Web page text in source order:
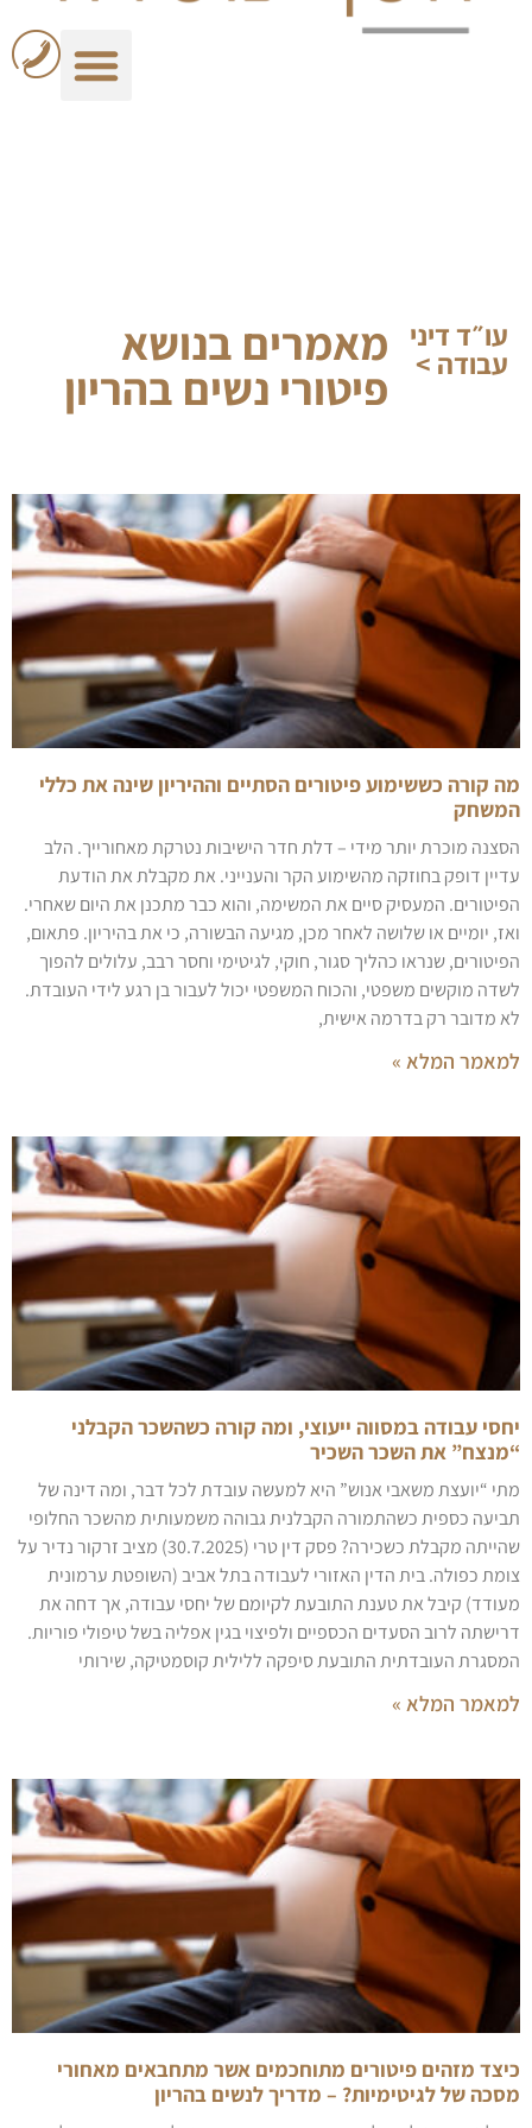
עו״ד דיני
עבודה > מאמרים בנושא
פיטורי נשים בהריון
מה קורה כששימוע פיטורים הסתיים וההיריון שינה את כללי
המשחק
הסצנה מוכרת יותר מידי – דלת חדר הישיבות נטרקת מאחורייך. הלב
עדיין דופק בחוזקה מהשימוע הקר והענייני. את מקבלת את הודעת
הפיטורים. המעסיק סיים את המשימה, והוא כבר מתכנן את היום שאחרי.
ואז, יומיים או שלושה לאחר מכן, מגיעה הבשורה, כי את בהיריון. פתאום,
הפיטורים, שנראו כהליך סגור, חוקי, לגיטימי וחסר רבב, עלולים להפוך
לשדה מוקשים משפטי, והכוח המשפטי יכול לעבור בן רגע לידי העובדת.
לא מדובר רק בדרמה אישית,
למאמר המלא »
יחסי עבודה במסווה ייעוצי, ומה קורה כשהשכר הקבלני
“מנצח” את השכר השכיר
מתי “יועצת משאבי אנוש” היא למעשה עובדת לכל דבר, ומה דינה של
תביעה כספית כשהתמורה הקבלנית גבוהה משמעותית מהשכר החלופי
שהייתה מקבלת כשכירה? פסק דין טרי (30.7.2025) מציב זרקור נדיר על
צומת כפולה. בית הדין האזורי לעבודה בתל אביב (השופטת ערמונית
מעודד) קיבל את טענת התובעת לקיומם של יחסי עבודה, אך דחה את
דרישתה לרוב הסעדים הכספיים ולפיצוי בגין אפליה בשל טיפולי פוריות.
המסגרת העובדתית התובעת סיפקה ללילית קוסמטיקה, שירותי
למאמר המלא »
כיצד מזהים פיטורים מתוחכמים אשר מתחבאים מאחורי
מסכה של לגיטימיות? – מדריך לנשים בהריון